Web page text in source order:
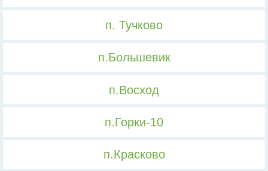
п. Тучково
п.Большевик
п.Восход
п.Горки-10
п.Красково